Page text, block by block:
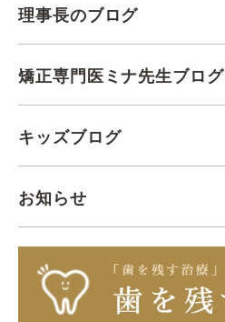
理事長のブログ
矯正専門医ミナ先生ブログ
キッズブログ
お知らせ